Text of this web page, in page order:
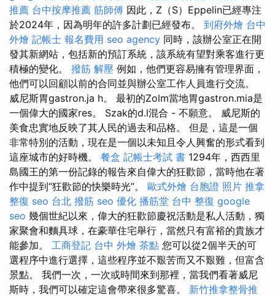
推薦 台中按摩推薦 筋師傅 因此，Z（S）Eppelin已經專注
於2024年，因為明年的許多計劃已經發布。 到府外燴 台中
外燴 記帳士 報名費用 seo agency 同時，該辦公室正在開
發其新網站，包括新的預訂系統，該系統有望對乘客進行更
積極的變化。 撥筋 解壓 例如，他們更容易擁有管理界面，
他們可以回顧以前的合同並與辦公室工作人員進行交流。
威尼斯胃gastron.ja h。 最初的Zolm當地胃gastron.mia是
一個偉大的國家res。 Szak的d.l混合 - 不願意。 威尼斯的
美食忠實地反映了其人民的過去和品格。 但是，這是一個
非常特別的活動，現在是一個以未知且令人興奮的形式看到
這座城市的好時機。 餐盒 記帳士考試 書 1294年，西西里
島國王的第一份記錄的報告來自偉大的狂歡節，當時他在著
作中提到“狂歡節的快樂時光”。 歐式外燴 台胞證 照片 推拿
整復 seo 台北 撥筋 seo 優化 播筋堂 台中 整復 google
seo 幾個世紀以來，偉大的狂歡節慶祝活動是私人活動，獨
家聚會和麵具球，在豪華住宅舉行，當然只有富裕的貴族才
能參加。 工商登記 台中 外燴 茶點 您可以從2個半天的可
選程序中進行選擇，這些程序並不艱苦而又不艱難，但富含
景點。 我們一次，一次或時間來到那裡，當我們看著威尼
斯時，我們可以確定這會帶來很多驚喜。 新竹推拿整骨推